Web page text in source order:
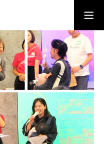
お問い合わせ